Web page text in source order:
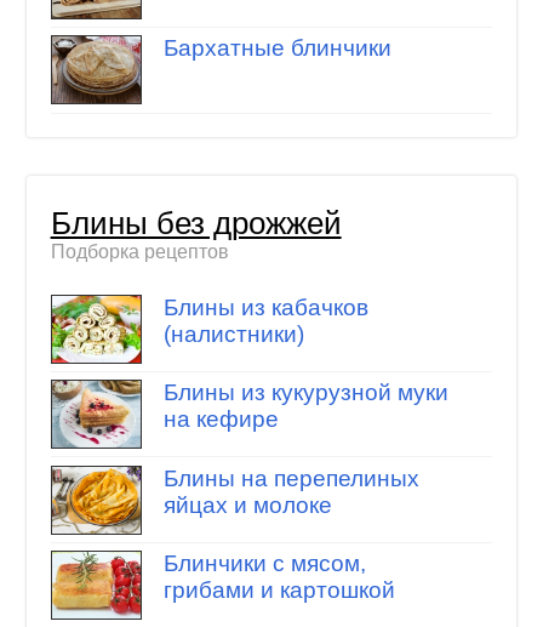
Бархатные блинчики
Блины без дрожжей
Подборка рецептов
Блины из кабачков
(налистники)
Блины из кукурузной муки
на кефире
Блины на перепелиных
яйцах и молоке
Блинчики с мясом,
грибами и картошкой